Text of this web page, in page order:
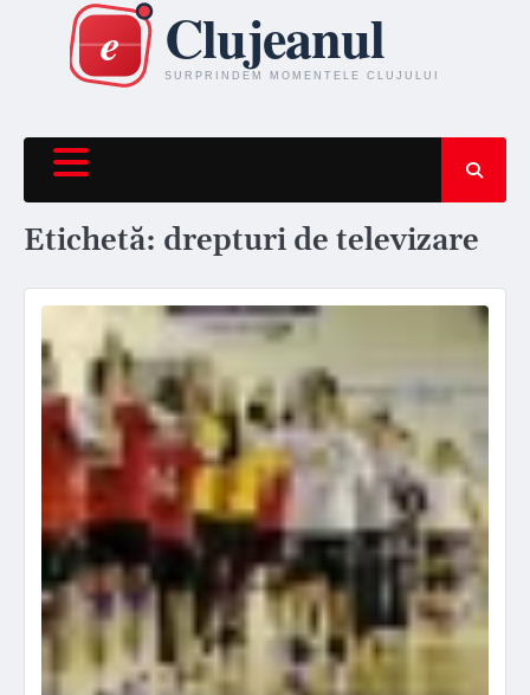
content
Etichetă: drepturi de televizare